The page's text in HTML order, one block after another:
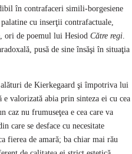
în contrafaceri simili-borgesiene
cu inserţii contrafactuale,
ori de poemul lui Hesiod Către regi.
pusă de sine însăşi în situaţia
de Kierkegaard şi împotriva lui
valorizată abia prin sinteza ei cu cea
caz nu frumuseţea e cea care va
care se desface cu necesitate
fierea de amară; ba chiar mai rău